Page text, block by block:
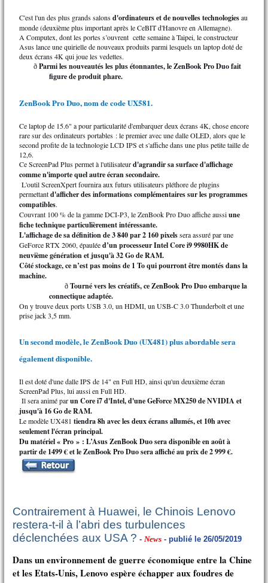
C'est l'un des plus grands salonsd'ordinateurs et de nouvelles technologiesau
monde (deuxième plus important après le CeBIT d'Hanovre en Allemagne).
A Computex, dont les portes s’ouvrent cette semaine à Taipei, le constructeur
Asus lance une quirielle de nouveaux produits parmi lesquels un laptop doté de
deux écrans 4K qui joue les vedettes.
ð Parmi les nouveautés les plus étonnantes, le ZenBook Pro Duo fait
figure de produit phare.
ZenBook Pro Duo, nom de code UX581.
Ce laptop de 15.6" a pour particularité d'embarquer deux écrans 4K, chose encore
rare sur des ordinateurs portables : le premier avec une dalle OLED, alors que le
second profite de la technologie LCD IPS et s'affiche dans une plus petite taille de
12,6.
Ce ScreenPad Plus permet à l'utilisateurd'agrandir sa surface d'affichage
comme n'importe quel autre écran secondaire.
L'outil ScreenXpert fournira aux futurs utilisateurs pléthore de plugins
permettantd'afficher des informations complémentaires sur les programmes
compatibles.
Couvrant 100 % de la gamme DCI-P3, le ZenBook Pro Duo affiche aussiune
fiche technique particulièrement intéressante.
L'affichage de sa définition de 3 840 par 2 160 pixelssera assuré par une
GeForce RTX 2060, épauléed’un processeur Intel Core i9 9980HK de
neuvième génération et jusqu'à 32 Go de RAM.
Côté stockage, ce n’est pas moins de 1 To qui pourront être montés dans la
machine.
ð Tourné vers les créatifs, ce ZenBook Pro Duo embarque la
connectique adaptée.
On y trouve deux ports USB 3.0, un HDMI, un USB-C 3.0 Thunderbolt et une
prise jack 3,5 mm.
Un second modèle, le ZenBook Duo (UX481) plus abordable sera
également disponible.
Il est doté d'une dalle IPS de 14" en Full HD, ainsi qu'un deuxième écran
ScreenPad Plus, lui aussi en Full HD.
Il sera animé parun Core i7 d'Intel, d'une GeForce MX250 de NVIDIA et
jusqu'à 16 Go de RAM.
Le modèle UX481 tiendra 8h avec les deux écrans allumés, et 10h avec
seulement l'écran principal.
Du matériel « Pro » : L’Asus ZenBook Duo sera disponible en août à
partir de 1499 € et le ZenBook Pro Duo sera affiché au prix de 2 999 €.
Contrairement à Huawei, le Chinois Lenovo
restera-t-il à l’abri des turbulences
déclenchées aux USA ? - News - publié le 26/05/2019
Dans un environnement de guerre économique entre la Chine
et les Etats-Unis, Lenovo espère échapper aux foudres de